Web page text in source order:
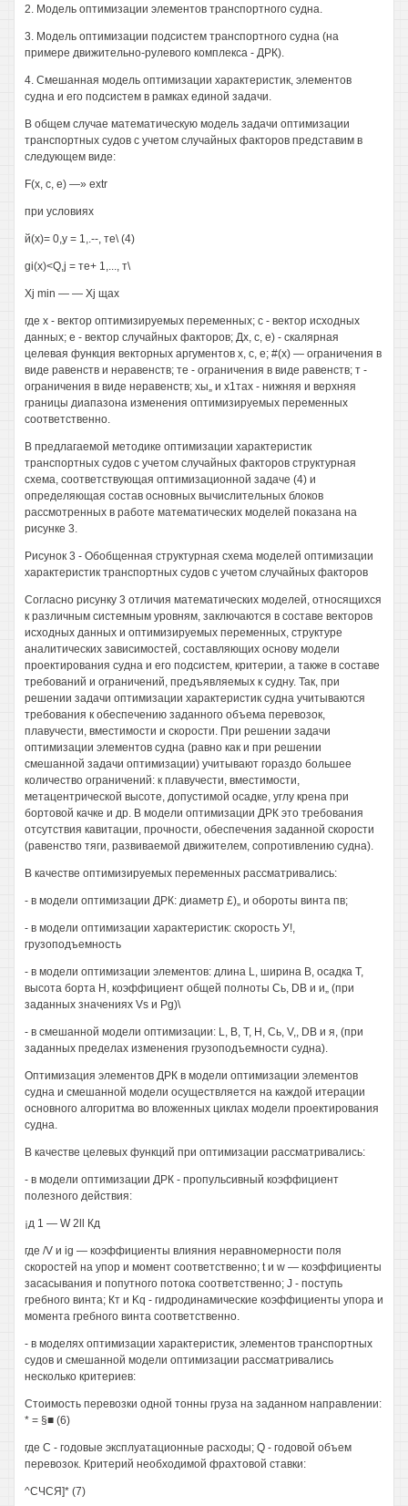
2. Модель оптимизации элементов транспортного судна.
3. Модель оптимизации подсистем транспортного судна (на
примере движительно-рулевого комплекса - ДРК).
4. Смешанная модель оптимизации характеристик, элементов
судна и его подсистем в рамках единой задачи.
В общем случае математическую модель задачи оптимизации
транспортных судов с учетом случайных факторов представим в
следующем виде:
F(x, с, е) —» extr
при условиях
й(х)= 0,у = 1,.--, те\ (4)
gi(x)<Q,j = те+ 1,..., т\
Xj min — — Xj щах
где х - вектор оптимизируемых переменных; с - вектор исходных
данных; е - вектор случайных факторов; Дх, с, е) - скалярная
целевая функция векторных аргументов х, с, е; #(х) — ограничения в
виде равенств и неравенств; те - ограничения в виде равенств; т -
ограничения в виде неравенств; хы„ и х1тах - нижняя и верхняя
границы диапазона изменения оптимизируемых переменных
соответственно.
В предлагаемой методике оптимизации характеристик
транспортных судов с учетом случайных факторов структурная
схема, соответствующая оптимизационной задаче (4) и
определяющая состав основных вычислительных блоков
рассмотренных в работе математических моделей показана на
рисунке 3.
Рисунок 3 - Обобщенная структурная схема моделей оптимизации
характеристик транспортных судов с учетом случайных факторов
Согласно рисунку 3 отличия математических моделей, относящихся
к различным системным уровням, заключаются в составе векторов
исходных данных и оптимизируемых переменных, структуре
аналитических зависимостей, составляющих основу модели
проектирования судна и его подсистем, критерии, а также в составе
требований и ограничений, предъявляемых к судну. Так, при
решении задачи оптимизации характеристик судна учитываются
требования к обеспечению заданного объема перевозок,
плавучести, вместимости и скорости. При решении задачи
оптимизации элементов судна (равно как и при решении
смешанной задачи оптимизации) учитывают гораздо большее
количество ограничений: к плавучести, вместимости,
метацентрической высоте, допустимой осадке, углу крена при
бортовой качке и др. В модели оптимизации ДРК это требования
отсутствия кавитации, прочности, обеспечения заданной скорости
(равенство тяги, развиваемой движителем, сопротивлению судна).
В качестве оптимизируемых переменных рассматривались:
- в модели оптимизации ДРК: диаметр £)„ и обороты винта пв;
- в модели оптимизации характеристик: скорость У!,
грузоподъемность
- в модели оптимизации элементов: длина L, ширина В, осадка Т,
высота борта Н, коэффициент общей полноты Сь, DB и и„ (при
заданных значениях Vs и Pg)\
- в смешанной модели оптимизации: L, В, Т, Н, Сь, V,, DB и я, (при
заданных пределах изменения грузоподъемности судна).
Оптимизация элементов ДРК в модели оптимизации элементов
судна и смешанной модели осуществляется на каждой итерации
основного алгоритма во вложенных циклах модели проектирования
судна.
В качестве целевых функций при оптимизации рассматривались:
- в модели оптимизации ДРК - пропульсивный коэффициент
полезного действия:
¡д 1 — W 2ll Кд
где /V и ig — коэффициенты влияния неравномерности поля
скоростей на упор и момент соответственно; t и w — коэффициенты
засасывания и попутного потока соответственно; J - поступь
гребного винта; Кт и Kq - гидродинамические коэффициенты упора и
момента гребного винта соответственно.
- в моделях оптимизации характеристик, элементов транспортных
судов и смешанной модели оптимизации рассматривались
несколько критериев:
Стоимость перевозки одной тонны груза на заданном направлении:
* = §■ (6)
где С - годовые эксплуатационные расходы; Q - годовой объем
перевозок. Критерий необходимой фрахтовой ставки:
^СЧСЯ]* (7)